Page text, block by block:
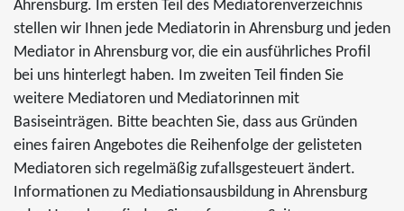
Ahrensburg. Im ersten Teil des Mediatorenverzeichnis
stellen wir Ihnen jede Mediatorin in Ahrensburg und jeden
Mediator in Ahrensburg vor, die ein ausführliches Profil
bei uns hinterlegt haben. Im zweiten Teil finden Sie
weitere Mediatoren und Mediatorinnen mit
Basiseinträgen. Bitte beachten Sie, dass aus Gründen
eines fairen Angebotes die Reihenfolge der gelisteten
Mediatoren sich regelmäßig zufallsgesteuert ändert.
Informationen zu Mediationsausbildung in Ahrensburg